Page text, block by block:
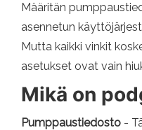
Määritän
asennetun
Mutta kaikki vinkit
asetukset ovat vain
Mikä on
Pumppaustiedosto -